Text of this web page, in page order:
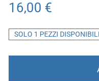
16,00 €
SOLO 1 PEZZI DISPONIBILI